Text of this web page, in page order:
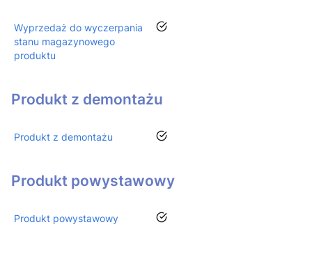
Wyprzedaż do wyczerpania
stanu magazynowego
produktu
tak
Produkt z demontażu
Produkt z demontażu tak
Produkt powystawowy
Produkt powystawowy tak